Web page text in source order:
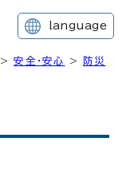
language
>安全・安心 >
防災